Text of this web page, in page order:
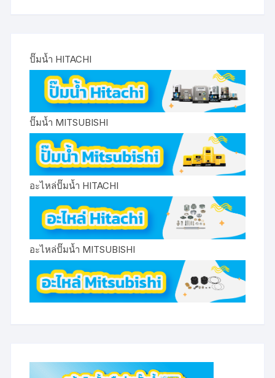
ปั๊มน้ำ HITACHI
ปั๊มน้ำ MITSUBISHI
อะไหล่ปั๊มน้ำ HITACHI
อะไหล่ปั๊มน้ำ MITSUBISHI